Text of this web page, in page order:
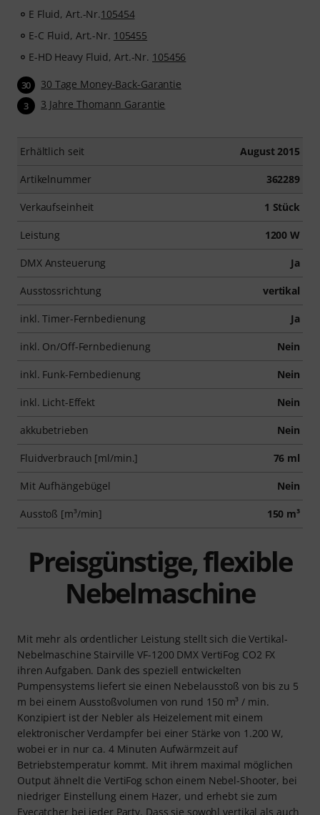
E Fluid, Art.-Nr.105454
E-C Fluid, Art.-Nr. 105455
E-HD Heavy Fluid, Art.-Nr. 105456
30 30 Tage Money-Back-Garantie
3 3 Jahre Thomann Garantie
Erhältlich seit August 2015
Artikelnummer 362289
Verkaufseinheit 1 Stück
Leistung 1200 W
DMX Ansteuerung Ja
Ausstossrichtung vertikal
inkl. Timer-Fernbedienung Ja
inkl. On/Off-Fernbedienung Nein
inkl. Funk-Fernbedienung Nein
inkl. Licht-Effekt Nein
akkubetrieben Nein
Fluidverbrauch [ml/min.] 76 ml
Mit Aufhängebügel Nein
Ausstoß [m³/min] 150 m³
Preisgünstige, flexible
Nebelmaschine
Mit mehr als ordentlicher Leistung stellt sich die Vertikal-
Nebelmaschine Stairville VF-1200 DMX VertiFog CO2 FX
ihren Aufgaben. Dank des speziell entwickelten
Pumpensystems liefert sie einen Nebelausstoß von bis zu 5
m bei einem Ausstoßvolumen von rund 150 m³ / min.
Konzipiert ist der Nebler als Heizelement mit einem
elektronischer Verdampfer bei einer Stärke von 1.200 W,
wobei er in nur ca. 4 Minuten Aufwärmzeit auf
Betriebstemperatur kommt. Mit ihrem maximal möglichen
Output ähnelt die VertiFog schon einem Nebel-Shooter, bei
niedriger Einstellung einem Hazer, und erhebt sie zum
Eyecatcher bei jeder Party. Dass sie sowohl vertikal als auch